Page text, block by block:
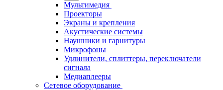
Мультимедия
Проекторы
Экраны и крепления
Акустические системы
Наушники и гарнитуры
Микрофоны
Удлинители, сплиттеры, переключатели
сигнала
Медиаплееры
Сетевое оборудование